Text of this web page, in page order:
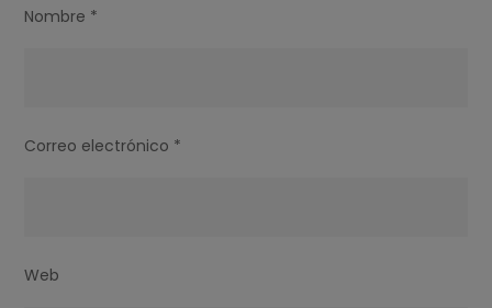
Nombre *
Correo electrónico *
Web